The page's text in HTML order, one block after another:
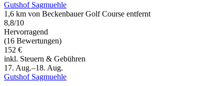
Gutshof Sagmuehle
1,6 km von Beckenbauer Golf Course entfernt
8,8/10
Hervorragend
(16 Bewertungen)
152 €
inkl. Steuern & Gebühren
17. Aug.–18. Aug.
Gutshof Sagmuehle